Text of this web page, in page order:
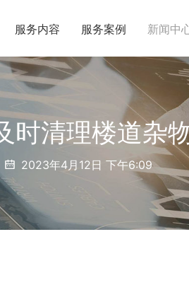
服务内容 服务案例 新闻中
清理楼道杂
2023年4月12日 下午6:09